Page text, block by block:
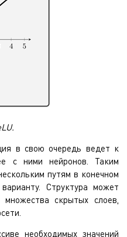
в свою очередь ведет к
с ними нейронов. Таким
путям в конечном
Структура может
скрытых слоев,
необходимых значений